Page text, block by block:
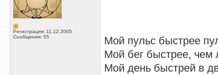
Регистрация: 11.12.2005
Сообщения: 55
Мой пульс быстрее
Мой бег быстрее, чем
Мой день быстрей в